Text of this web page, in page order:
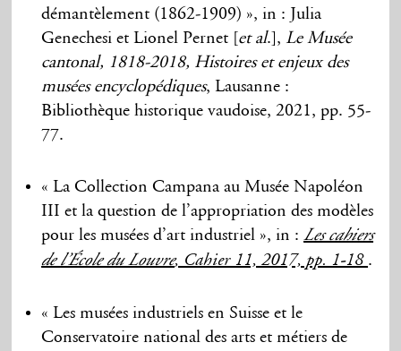
démantèlement (1862-1909) », in : Julia
Genechesi et Lionel Pernet [et al.],Le Musée
cantonal, 1818-2018, Histoires et enjeux des
musées encyclopédiques, Lausanne :
Bibliothèque historique vaudoise, 2021, pp. 55-
77.
« La Collection Campana au Musée Napoléon
III et la question de l’appropriation des modèles
pour les musées d’art industriel », in :Les cahiers
de l’École du Louvre, Cahier 11, 2017, pp. 1-18 .
« Les musées industriels en Suisse et le
Conservatoire national des arts et métiers de